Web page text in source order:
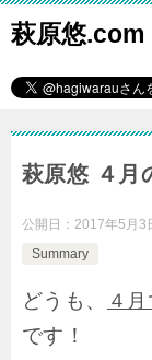
萩原悠.com
萩原悠 ４月
公開日： 2017年5月3
Summary
どうも、 ４
です！